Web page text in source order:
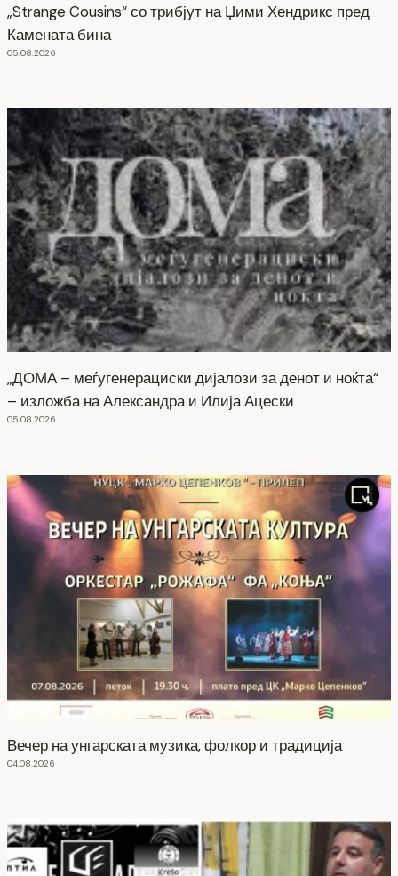
„Strange Cousins“ со трибјут на Џими Хендрикс пред
Камената бина
05.08.2026
„ДОМА – меѓугенерациски дијалози за денот и ноќта“
– изложба на Александра и Илија Ацески
05.08.2026
Вечер на унгарската музика, фолкор и традиција
04.08.2026